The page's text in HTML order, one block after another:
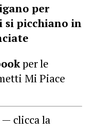
per
si picchiano in
per le
Mi Piace
— clicca la